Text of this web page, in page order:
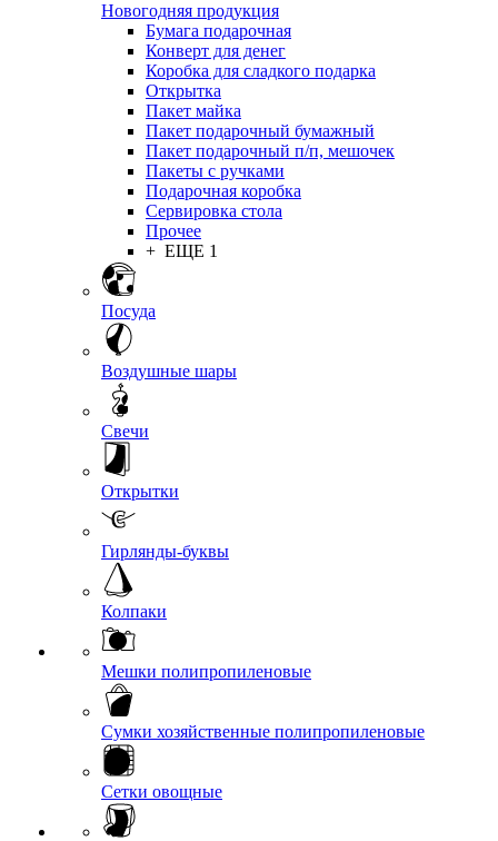
Новогодняя продукция
Бумага подарочная
Конверт для денег
Коробка для сладкого подарка
Открытка
Пакет майка
Пакет подарочный бумажный
Пакет подарочный п/п, мешочек
Пакеты с ручками
Подарочная коробка
Сервировка стола
Прочее
+ ЕЩЕ 1
Посуда
Воздушные шары
Свечи
Открытки
Гирлянды-буквы
Колпаки
Мешки полипропиленовые
Сумки хозяйственные полипропиленовые
Сетки овощные